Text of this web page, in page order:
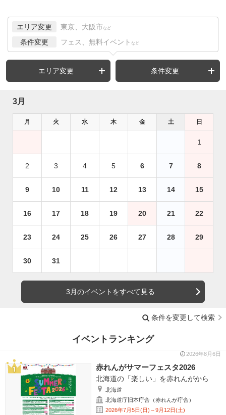
エリア変更 東京、大阪市 など
条件変更 フェス、無料イベント など
エリア変更 条件変更
3月
月 火 水 木 金 土 日
1
2 3 4 5 6 7 8
9 10 11 12 13 14 15
16 17 18 19 20 21 22
23 24 25 26 27 28 29
30 31
3月のイベントをすべて見る
条件を変更して検索
イベントランキング
2026年8月6日
赤れんがサマーフェスタ2026
北海道の「楽しい」を赤れんがから
北海道
北海道庁旧本庁舎（赤れんが庁舎）
2026年7月5日(日)～9月12日(土)